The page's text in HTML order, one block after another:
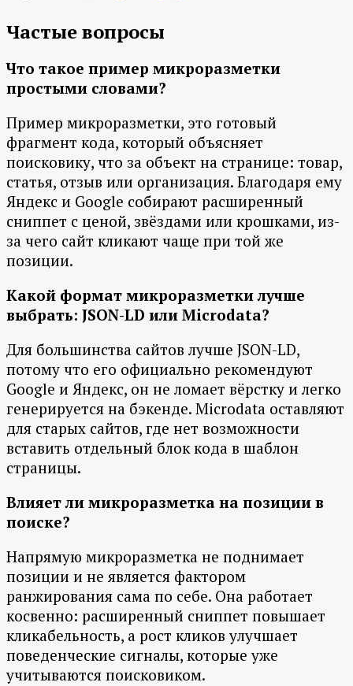
Частые вопросы
Что такое пример микроразметки
простыми словами?
Пример микроразметки, это готовый
фрагмент кода, который объясняет
поисковику, что за объект на странице: товар,
статья, отзыв или организация. Благодаря ему
Яндекс и Google собирают расширенный
сниппет с ценой, звёздами или крошками, из-
за чего сайт кликают чаще при той же
позиции.
Какой формат микроразметки лучше
выбрать: JSON-LD или Microdata?
Для большинства сайтов лучше JSON-LD,
потому что его официально рекомендуют
Google и Яндекс, он не ломает вёрстку и легко
генерируется на бэкенде. Microdata оставляют
для старых сайтов, где нет возможности
вставить отдельный блок кода в шаблон
страницы.
Влияет ли микроразметка на позиции в
поиске?
Напрямую микроразметка не поднимает
позиции и не является фактором
ранжирования сама по себе. Она работает
косвенно: расширенный сниппет повышает
кликабельность, а рост кликов улучшает
поведенческие сигналы, которые уже
учитываются поисковиком.